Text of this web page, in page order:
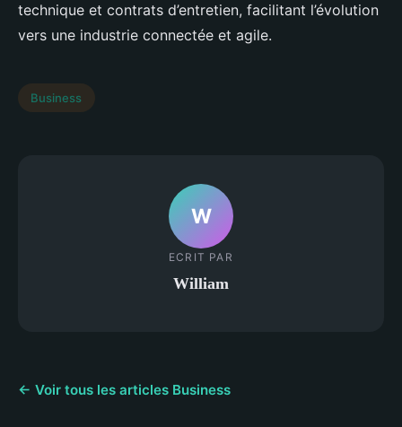
technique et contrats d’entretien, facilitant l’évolution
vers une industrie connectée et agile.
Business
W
ECRIT PAR
William
← Voir tous les articles Business